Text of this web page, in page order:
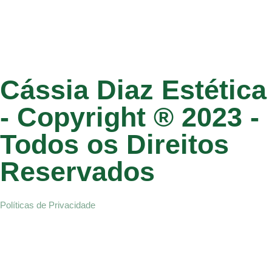
Cássia Diaz Estética
- Copyright ® 2023 -
Todos os Direitos
Reservados
Políticas de Privacidade